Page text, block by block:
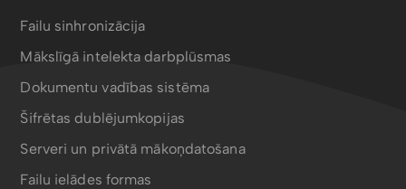
Failu sinhronizācija
Mākslīgā intelekta darbplūsmas
Dokumentu vadības sistēma
Šifrētas dublējumkopijas
Serveri un privātā mākoņdatošana
Failu ielādes formas